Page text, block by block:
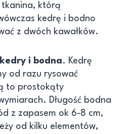
tkanina, którą
kedrę i bodno
z dwóch kawałków.
i bodna. Kedrę
od razu rysować
to prostokąty
Długość bodna
z zapasem ok 6-8 cm,
od kilku elementów,